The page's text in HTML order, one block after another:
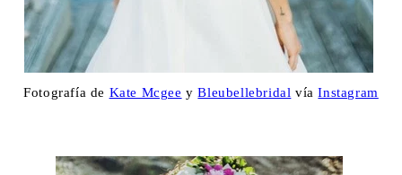
Fotografía de Kate Mcgee yBleubellebridal víaInstagram